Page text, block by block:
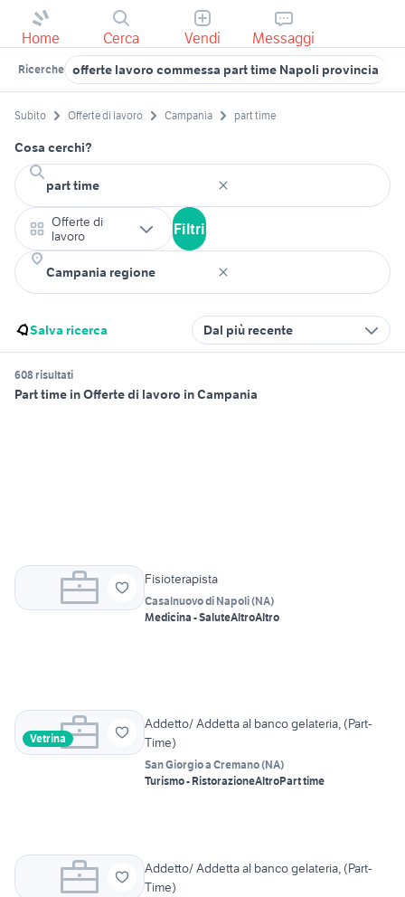
Home Cerca Vendi Messaggi
Ricerche offerte lavoro commessa part time Napoli provincia
Subito Offerte di lavoro Campania part time
Cosa cerchi?
Offerte di
lavoro
Filtri
Salva ricerca Dal più recente
608 risultati
Part time in Offerte di lavoro in Campania
Fisioterapista
Casalnuovo di Napoli(NA)
Medicina - SaluteAltroAltro
Vetrina
Addetto/ Addetta al banco gelateria, (Part-
Time)
San Giorgio a Cremano(NA)
Turismo - RistorazioneAltroPart time
Addetto/ Addetta al banco gelateria, (Part-
Time)